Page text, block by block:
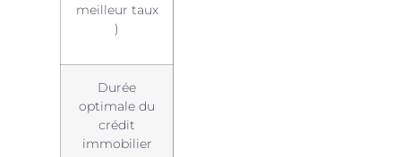
meilleur taux
)
Durée
optimale du
crédit
immobilier